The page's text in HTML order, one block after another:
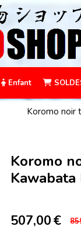
Enfant
Koromo noir
Koromo
Kawabata
507,00€